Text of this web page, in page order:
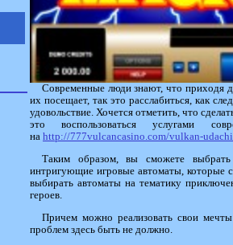
Современные люди знают, что приходя
их посещает, так это расслабиться, как
удовольствие. Хочется отметить, что
это воспользоваться услугами
на http://777vulcancasino.com/vulkan-udachi
Таким образом, вы сможете
интригующие игровые автоматы, которые
выбирать автоматы на тематику
героев.
Причем можно реализовать свои
проблем здесь быть не должно.